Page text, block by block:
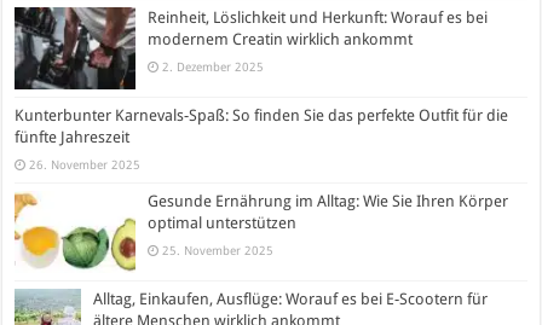
Reinheit, Löslichkeit und Herkunft: Worauf es bei
modernem Creatin wirklich ankommt
2. Dezember 2025
Kunterbunter Karnevals-Spaß: So finden Sie das perfekte Outfit für die
fünfte Jahreszeit
26. November 2025
Gesunde Ernährung im Alltag: Wie Sie Ihren Körper
optimal unterstützen
25. November 2025
Alltag, Einkaufen, Ausflüge: Worauf es bei E-Scootern für
ältere Menschen wirklich ankommt